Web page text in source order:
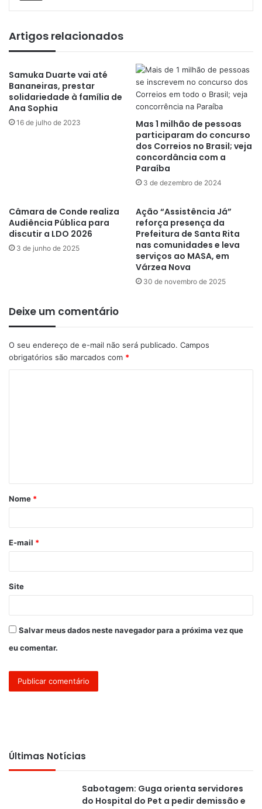
Artigos relacionados
Samuka Duarte vai até
Bananeiras, prestar
solidariedade à família de
Ana Sophia
16 de julho de 2023
Mas 1 milhão de pessoas
participaram do concurso
dos Correios no Brasil; veja
concordância com a
Paraíba
3 de dezembro de 2024
Câmara de Conde realiza
Audiência Pública para
discutir a LDO 2026
3 de junho de 2025
Ação “Assistência Já”
reforça presença da
Prefeitura de Santa Rita
nas comunidades e leva
serviços ao MASA, em
Várzea Nova
30 de novembro de 2025
Deixe um comentário
O seu endereço de e-mail não será publicado. Campos
obrigatórios são marcados com *
á
r
*
Nome *
E-mail *
Site
Salvar meus dados neste navegador para a próxima vez que
eu comentar.
Últimas Notícias
Sabotagem: Guga orienta servidores
do Hospital do Pet a pedir demissão e